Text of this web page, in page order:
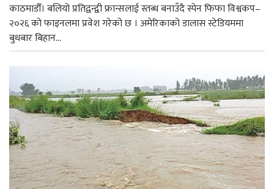
काठमाडौँ। बलियो प्रतिद्वन्द्वी फ्रान्सलाई स्तब्ध बनाउँदै स्पेन फिफा विश्वकप–
२०२६ को फाइनलमा प्रवेश गरेको छ । अमेरिकाको डालास स्टेडियममा
बुधबार बिहान...